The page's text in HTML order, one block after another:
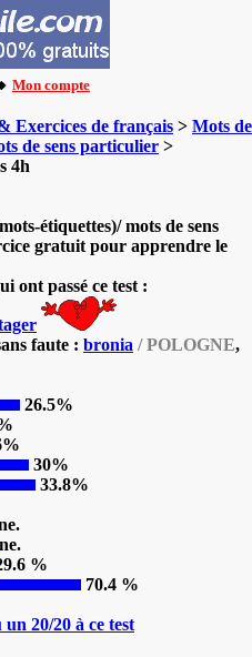
Mon compte
Exercices de français > Mots de
de sens particulier >
4h
étiquettes)/ mots de sens
gratuit pour apprendre le
ont passé ce test :
faute : bronia / POLOGNE,
26.5%
30%
33.8%
%
70.4 %
20/20 à ce test